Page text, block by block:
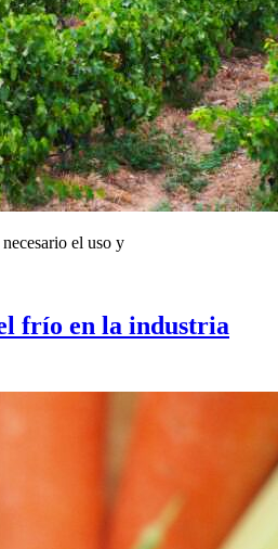
el uso y
frío en la industria